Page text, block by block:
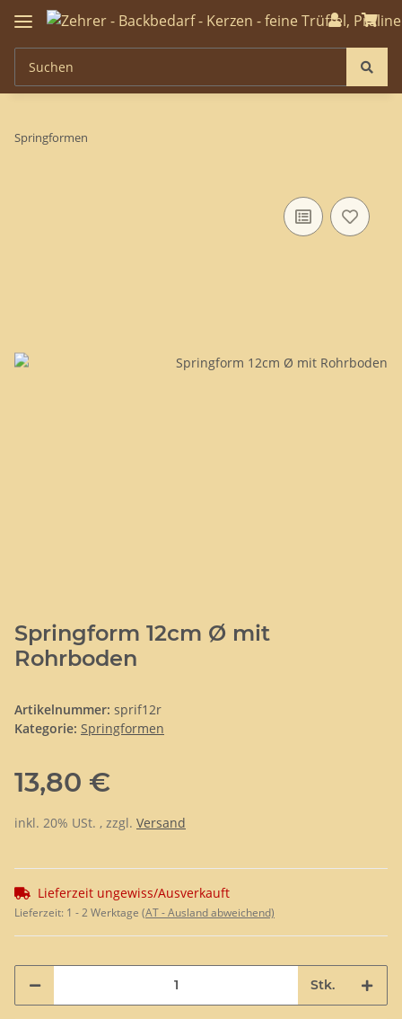
Springformen
Springform 12cm Ø mit
Rohrboden
Artikelnummer: sprif12r
Kategorie: Springformen
13,80 €
inkl. 20% USt. , zzgl. Versand
Lieferzeit ungewiss/Ausverkauft
Lieferzeit: 1 - 2 Werktage (AT - Ausland abweichend)
Stk.